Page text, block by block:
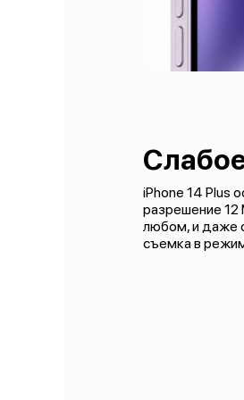
iPhone 14 Plus
разрешение
любом, и даже
съемка в